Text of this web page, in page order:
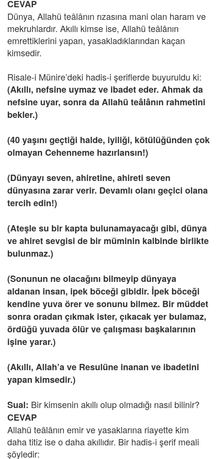
CEVAP
Dünya, Allahü teâlânın rızasına mani olan haram ve
mekruhlardır. Akıllı kimse ise, Allahü teâlânın
emrettiklerini yapan, yasakladıklarından kaçan
kimsedir.
Risale-i Münire’deki hadis-i şeriflerde buyuruldu ki:
(Akıllı, nefsine uymaz ve ibadet eder. Ahmak da
nefsine uyar, sonra da Allahü teâlânın rahmetini
bekler.)
(40 yaşını geçtiği halde, iyiliği, kötülüğünden çok
olmayan Cehenneme hazırlansın!)
(Dünyayı seven, ahiretine, ahireti seven
dünyasına zarar verir. Devamlı olanı geçici olana
tercih edin!)
(Ateşle su bir kapta bulunamayacağı gibi, dünya
ve ahiret sevgisi de bir müminin kalbinde birlikte
bulunmaz.)
(Sonunun ne olacağını bilmeyip dünyaya
aldanan insan, ipek böceği gibidir. İpek böceği
kendine yuva örer ve sonunu bilmez. Bir müddet
sonra oradan çıkmak ister, çıkacak yer bulamaz,
ördüğü yuvada ölür ve çalışması başkalarının
işine yarar.)
(Akıllı, Allah’a ve Resulüne inanan ve ibadetini
yapan kimsedir.)
Sual: Bir kimsenin akıllı olup olmadığı nasıl bilinir?
CEVAP
Allahü teâlânın emir ve yasaklarına riayette kim
daha titiz ise o daha akıllıdır. Bir hadis-i şerif meali
şöyledir: